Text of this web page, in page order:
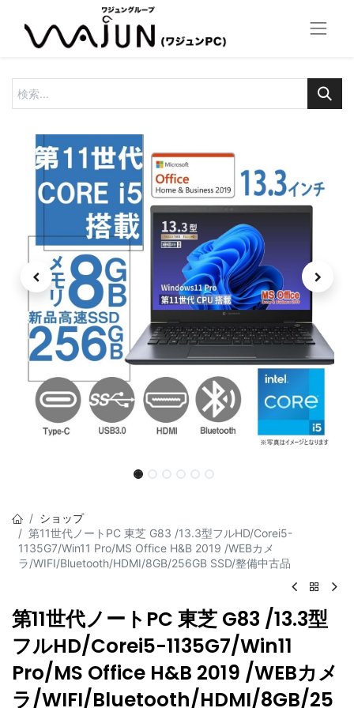
ショップ
第11世代ノートPC 東芝 G83 /13.3型フルHD/Corei5-
1135G7/Win11 Pro/MS Office H&B 2019 /WEBカメ
ラ/WIFI/Bluetooth/HDMI/8GB/256GB SSD/整備中古品
第11世代ノートPC 東芝 G83 /13.3型
フルHD/Corei5-1135G7/Win11
Pro/MS Office H&B 2019 /WEBカメ
ラ/WIFI/Bluetooth/HDMI/8GB/25